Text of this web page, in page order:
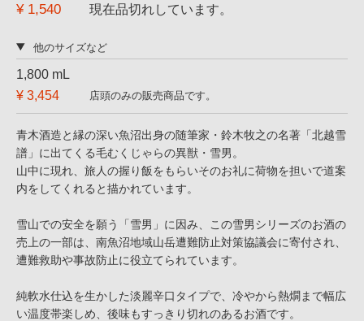
¥ 1,540 現在品切れしています。
他のサイズなど
1,800 mL
¥ 3,454
店頭のみの販売商品です。
青木酒造と縁の深い魚沼出身の随筆家・鈴木牧之の名著「北越雪
譜」に出てくる毛むくじゃらの異獣・雪男。
山中に現れ、旅人の握り飯をもらいそのお礼に荷物を担いで道案
内をしてくれると描かれています。
雪山での安全を願う「雪男」に因み、この雪男シリーズのお酒の
売上の一部は、南魚沼地域山岳遭難防止対策協議会に寄付され、
遭難救助や事故防止に役立てられています。
純軟水仕込を生かした淡麗辛口タイプで、冷やから熱燗まで幅広
い温度帯楽しめ、後味もすっきり切れのあるお酒です。